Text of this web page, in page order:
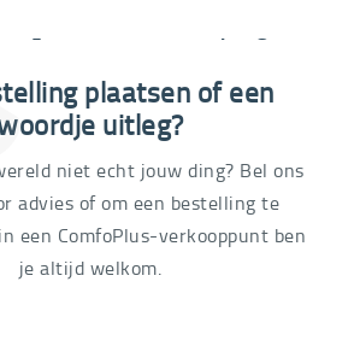
292 21 60
plaatsen of een
uitleg?
niet echt jouw ding? Bel ons
advies of om een bestelling te
een ComfoPlus-verkooppunt ben
je altijd welkom.